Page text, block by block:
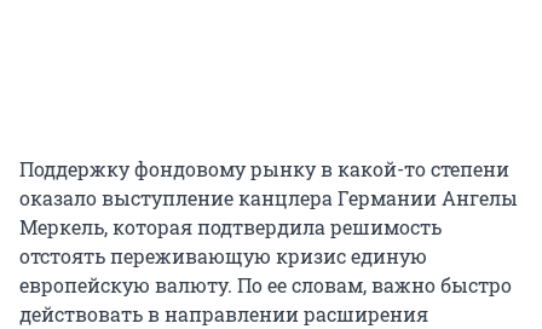
Поддержку фондовому рынку в какой-то степени
оказало выступление канцлера Германии Ангелы
Меркель, которая подтвердила решимость
отстоять переживающую кризис единую
европейскую валюту. По ее словам, важно быстро
действовать в направлении расширения